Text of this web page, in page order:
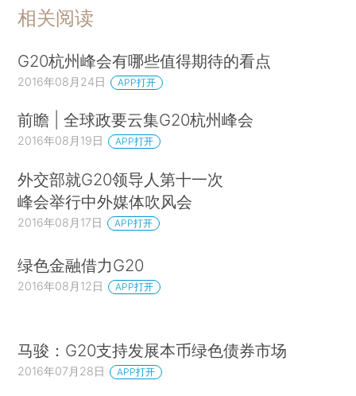
相关阅读
G20杭州峰会有哪些值得期待的看点
2016年08月24日 APP打开
前瞻 | 全球政要云集G20杭州峰会
2016年08月19日 APP打开
外交部就G20领导人第十一次
峰会举行中外媒体吹风会
2016年08月17日 APP打开
绿色金融借力G20
2016年08月12日 APP打开
马骏：G20支持发展本币绿色债券市场
2016年07月28日 APP打开